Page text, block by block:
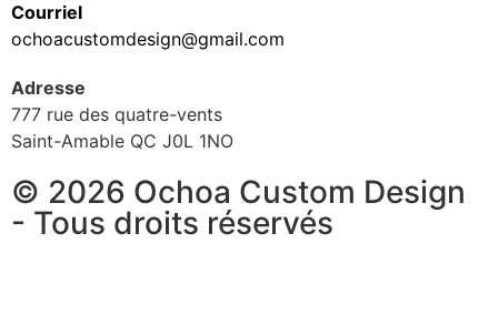
Courriel
ochoacustomdesign@gmail.com
Adresse
777 rue des quatre-vents
Saint-Amable QC J0L 1NO
© 2026 Ochoa Custom Design
- Tous droits réservés